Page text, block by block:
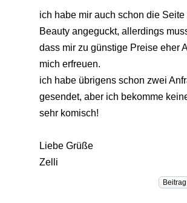
ich habe mir auch schon die Seite
Beauty angeguckt, allerdings
dass mir zu günstige Preise eher
mich erfreuen.
ich habe übrigens schon zwei
gesendet, aber ich bekomme
sehr komisch!
Liebe Grüße
Zelli